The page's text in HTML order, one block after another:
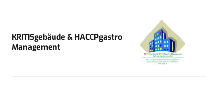
KRITISgebäude & HACCPgastro
Management